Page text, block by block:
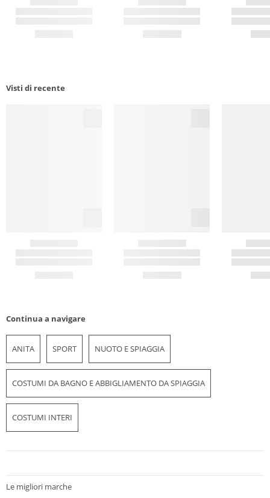
Visti di recente
Continua a navigare
ANITA SPORT NUOTO E SPIAGGIA
COSTUMI DA BAGNO E ABBIGLIAMENTO DA SPIAGGIA
COSTUMI INTERI
Le migliori marche